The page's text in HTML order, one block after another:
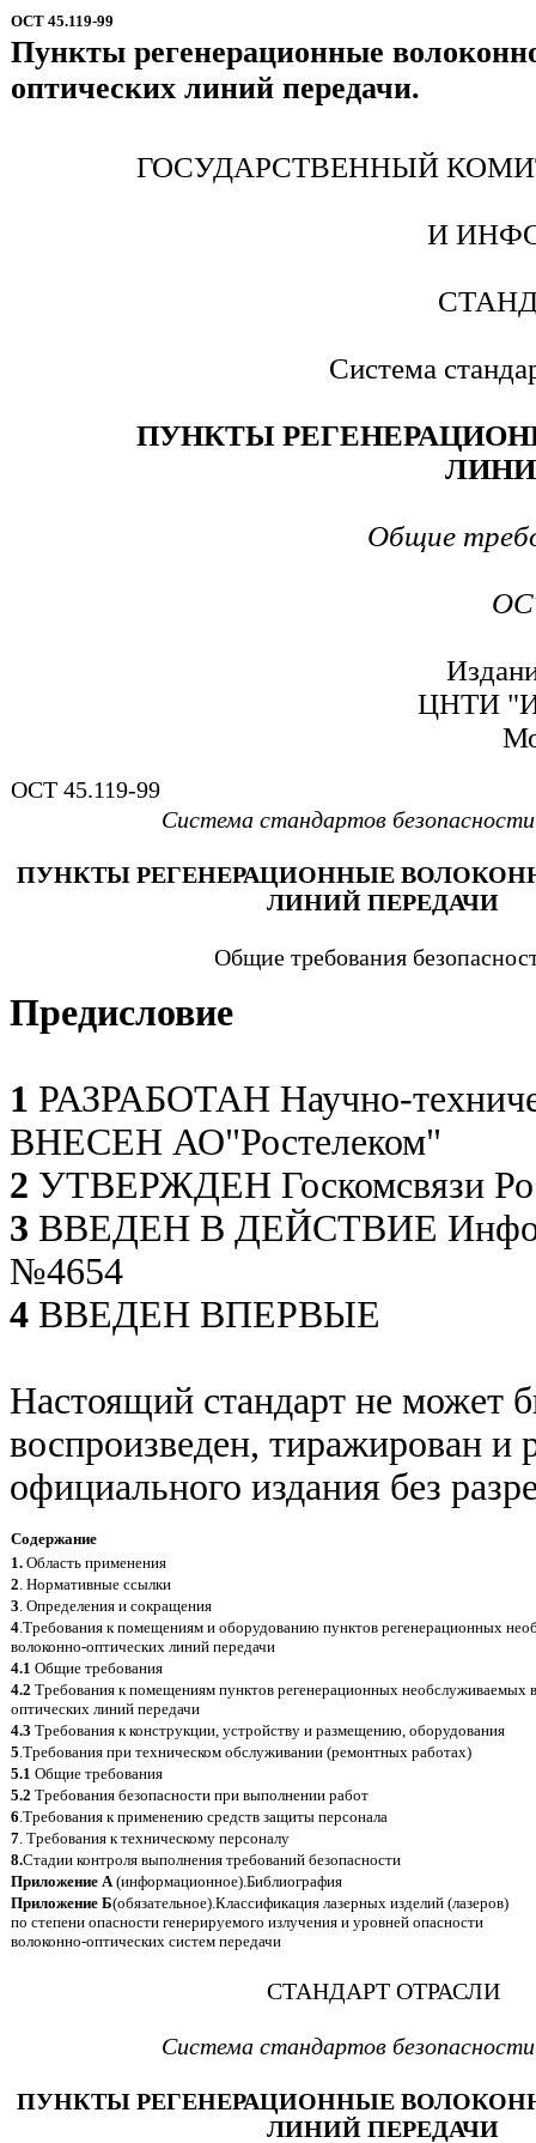
ОСТ 45.119-99
Пункты регенерационные
оптических линий передачи.
ГОСУДАРСТВЕННЫЙ
И
Система
ПУНКТЫ
Общие
ЦНТИ
ОСТ 45.119-99
Система стандартов
ПУНКТЫ РЕГЕНЕРАЦИОННЫЕ
ЛИНИЙ ПЕРЕДАЧИ
Общие требования
Предисловие
1 РАЗРАБОТАН Научно-
ВНЕСЕН АО"Ростелеком"
2 УТВЕРЖДЕН Госкомсвязи
3 ВВЕДЕН В ДЕЙСТВИЕ
№4654
4 ВВЕДЕН ВПЕРВЫЕ
Настоящий стандарт не может
воспроизведен, тиражирован и
официального издания без
Содержание
1. Область применения
2. Нормативные ссылки
3. Определения и сокращения
4.Требования к помещениям и оборудованию пунктов регенерационных
волоконно-оптических линий передачи
4.1 Общие требования
4.2 Требования к помещениям пунктов регенерационных необслуживаемых
оптических линий передачи
4.3 Требования к конструкции, устройству и размещению, оборудования
5.Требования при техническом обслуживании (ремонтных работах)
5.1 Общие требования
5.2 Требования безопасности при выполнении работ
6.Требования к применению средств защиты персонала
7. Требования к техническому персоналу
8.Стадии контроля выполнения требований безопасности
Приложение А(информационное).Библиография
Приложение Б(обязательное).Классификация лазерных изделий (лазеров)
по степени опасности генерируемого излучения и уровней опасности
волоконно-оптических систем передачи
СТАНДАРТ ОТРАСЛИ
Система стандартов
ПУНКТЫ РЕГЕНЕРАЦИОННЫЕ
ЛИНИЙ ПЕРЕДАЧИ